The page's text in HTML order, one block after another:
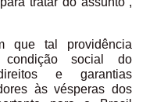
que tal providência
condição social do
e garantias
às vésperas dos